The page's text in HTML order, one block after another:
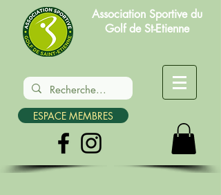
Association Sportive du
Golf de St-Etienne
ESPACE MEMBRES